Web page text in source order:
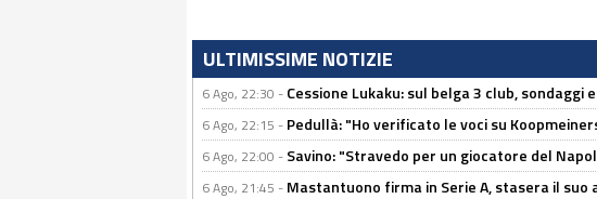
ULTIMISSIME NOTIZIE
6 Ago, 22:30 - Cessione Lukaku: sul belga 3 club, sondaggi
6 Ago, 22:15 - Pedullà: "Ho verificato le voci su
6 Ago, 22:00 - Savino: "Stravedo per un giocatore del
6 Ago, 21:45 - Mastantuono firma in Serie A, stasera il suo